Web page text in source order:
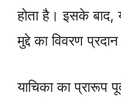
होता है। इसके बाद,
मुद्दे का विवरण
याचिका का प्रारूप